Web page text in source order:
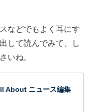
などでもよく耳にす
して読んでみて、し
いね。
About ニュース編集